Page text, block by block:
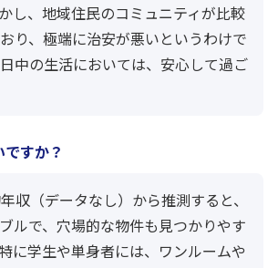
し、地域住民のコミュニティが比較
り、極端に治安が悪いというわけで
中の生活においては、安心して過ご
すか？
収（データなし）から推測すると、
ルで、穴場的な物件も見つかりやす
に学生や単身者には、ワンルームや